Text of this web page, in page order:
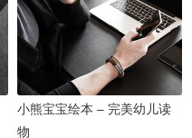
小熊宝宝绘本 – 完美幼儿读
物